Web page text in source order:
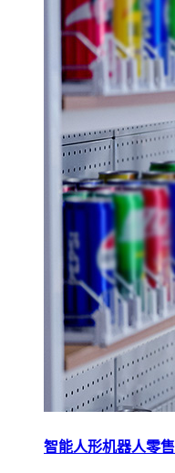
智能人形机器人零